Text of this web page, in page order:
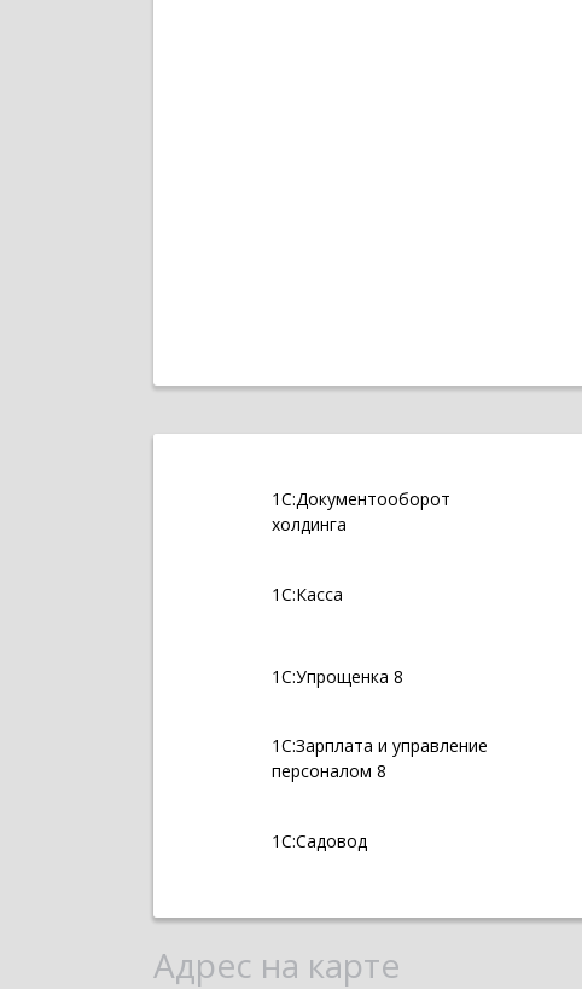
1С:Документооборот
холдинга
1С:Касса
1С:Упрощенка 8
1С:Зарплата и управление
персоналом 8
1С:Садовод
Адрес на карте